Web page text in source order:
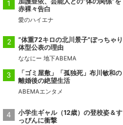
赤裸々告白
愛のハイエナ
“体重72キロの北川景子”ぽっちゃり
体型公表の理由
ななにー 地下ABEMA
「ゴミ屋敷」「孤独死」布川敏和の
離婚後の絶望生活
ABEMAエンタメ
小学生ギャル（12歳）の登校姿＆す
っぴんに衝撃